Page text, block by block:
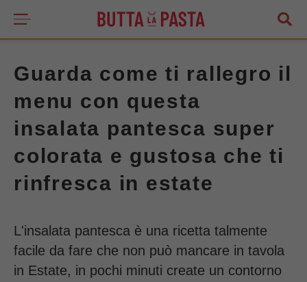
Guarda come ti rallegro il
menu con questa
insalata pantesca super
colorata e gustosa che ti
rinfresca in estate
L'insalata pantesca è una ricetta talmente
facile da fare che non può mancare in tavola
in Estate, in pochi minuti create un contorno